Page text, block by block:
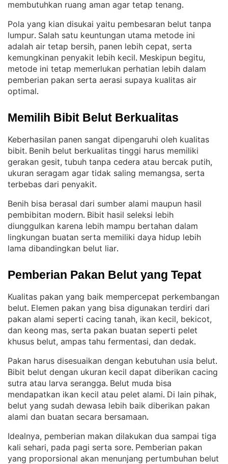
membutuhkan ruang aman agar tetap tenang.
Pola yang kian disukai yaitu pembesaran belut tanpa
lumpur. Salah satu keuntungan utama metode ini
adalah air tetap bersih, panen lebih cepat, serta
kemungkinan penyakit lebih kecil. Meskipun begitu,
metode ini tetap memerlukan perhatian lebih dalam
pemberian pakan serta aerasi supaya kualitas air
optimal.
Memilih Bibit Belut Berkualitas
Keberhasilan panen sangat dipengaruhi oleh kualitas
bibit. Benih belut berkualitas tinggi harus memiliki
gerakan gesit, tubuh tanpa cedera atau bercak putih,
ukuran seragam agar tidak saling memangsa, serta
terbebas dari penyakit.
Benih bisa berasal dari sumber alami maupun hasil
pembibitan modern. Bibit hasil seleksi lebih
diunggulkan karena lebih mampu bertahan dalam
lingkungan buatan serta memiliki daya hidup lebih
lama dibandingkan belut liar.
Pemberian Pakan Belut yang Tepat
Kualitas pakan yang baik mempercepat perkembangan
belut. Elemen pakan yang bisa digunakan terdiri dari
pakan alami seperti cacing tanah, ikan kecil, bekicot,
dan keong mas, serta pakan buatan seperti pelet
khusus belut, ampas tahu fermentasi, dan dedak.
Pakan harus disesuaikan dengan kebutuhan usia belut
Bibit belut dengan ukuran kecil dapat diberikan cacing
sutra atau larva serangga. Belut muda bisa
mendapatkan ikan kecil atau pelet alami. Di lain pihak,
belut yang sudah dewasa lebih baik diberikan pakan
alami dan buatan secara bersamaan.
Idealnya, pemberian makan dilakukan dua sampai tiga
kali sehari, pada pagi serta sore. Pemberian pakan
yang proporsional akan menunjang pertumbuhan belut